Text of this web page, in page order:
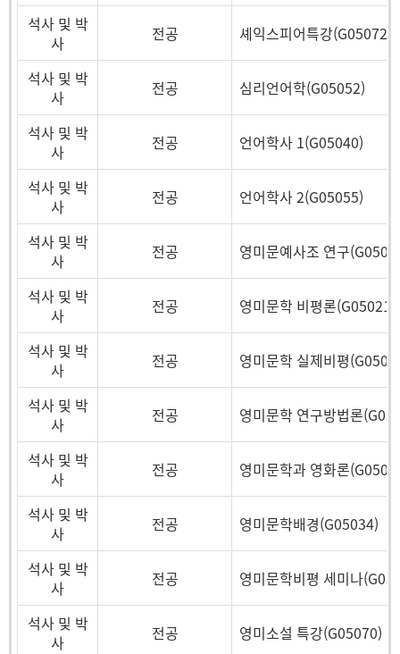
석사 및 박
사
전공 셰익스피어특강(G05072)
석사 및 박
사
전공 심리언어학(G05052)
석사 및 박
사
전공 언어학사 1(G05040)
석사 및 박
사
전공 언어학사 2(G05055)
석사 및 박
사
전공 영미문예사조 연구
석사 및 박
사
전공 영미문학 비평론(G05021)
석사 및 박
사
전공 영미문학 실제비평
석사 및 박
사
전공 영미문학 연구방법론
석사 및 박
사
전공 영미문학과 영화론
석사 및 박
사
전공 영미문학배경(G05034)
석사 및 박
사
전공 영미문학비평 세미나
석사 및 박
사
전공 영미소설 특강(G05070)